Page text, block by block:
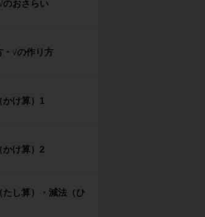
のおさらい
√の作り方
かけ算）1
かけ算）2
たし算）・減法（ひ